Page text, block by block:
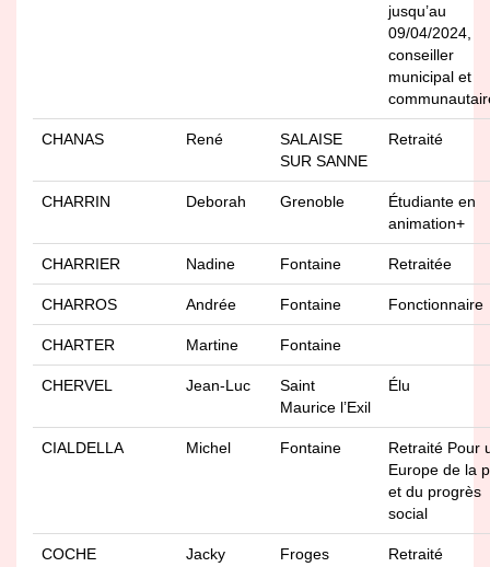
jusqu’au
09/04/2024,
conseiller
municipal et
CHANAS René
SALAISE
SUR SANNE
Retraité
CHARRIN Deborah Grenoble
Étudiante en
animation+
CHARRIER Nadine Fontaine Retraitée
CHARROS Andrée Fontaine Fonctionnaire
CHARTER Martine Fontaine
CHERVEL Jean-Luc
Saint
Maurice l’Exil
Élu
CIALDELLA Michel Fontaine
Retraité Pour
Europe de la
et du progrès
social
COCHE Jacky Froges Retraité